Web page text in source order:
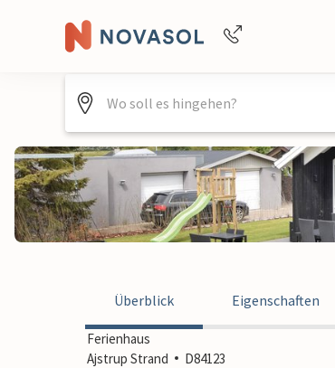
Überblick Eigenschaften
Ferienhaus
Ajstrup Strand
D84123